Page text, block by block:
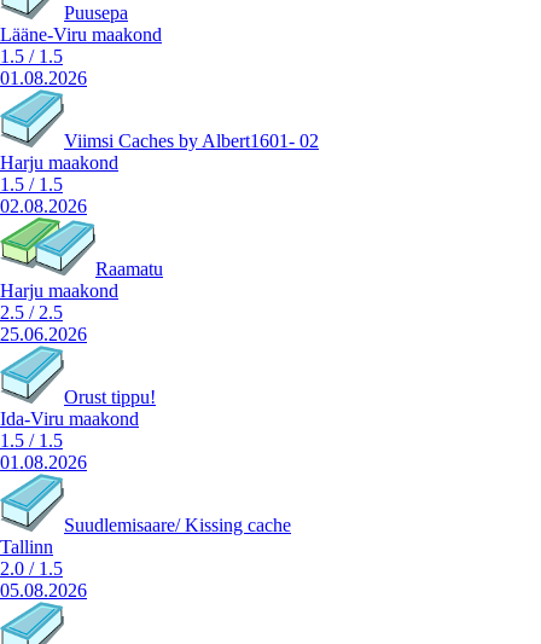
Puusepa
Lääne-Viru maakond
1.5 / 1.5
01.08.2026
Viimsi Caches by Albert1601- 02
Harju maakond
1.5 / 1.5
02.08.2026
Raamatu
Harju maakond
2.5 / 2.5
25.06.2026
Orust tippu!
Ida-Viru maakond
1.5 / 1.5
01.08.2026
Suudlemisaare/ Kissing cache
Tallinn
2.0 / 1.5
05.08.2026